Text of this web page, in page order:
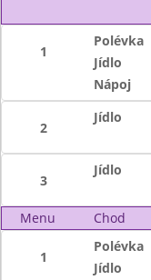
1
Polévka
Jídlo
Nápoj
2
Jídlo
3
Jídlo
Menu Chod
1
Polévka
Jídlo